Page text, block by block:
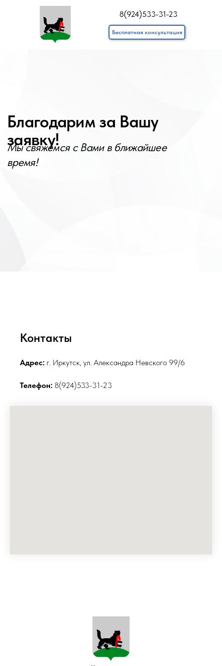
8(924)533-31-23
Бесплатная консультация
время!
Контакты
Адрес: г. Иркутск, ул. Александра Невского 99/6
Телефон: 8(924)533-31-23